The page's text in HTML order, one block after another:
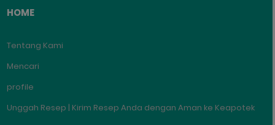
HOME
Tentang Kami
Mencari
profile
Unggah Resep | Kirim Resep Anda dengan Aman ke Keapotek